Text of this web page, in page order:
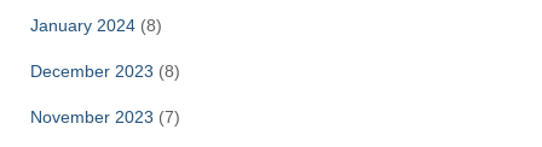
January 2024 (8)
December 2023 (8)
November 2023 (7)